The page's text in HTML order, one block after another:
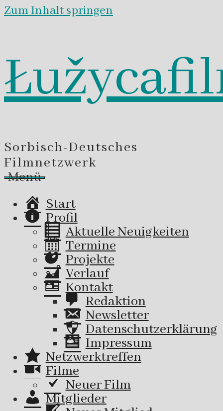
Zum Inhalt springen
Sorbisch-Deutsches
Filmnetzwerk
Menü
Start
Profil
Aktuelle Neuigkeiten
Termine
Projekte
Verlauf
Kontakt
Redaktion
Newsletter
Datenschutzerklärung
Impressum
Netzwerktreffen
Filme
Neuer Film
Mitglieder